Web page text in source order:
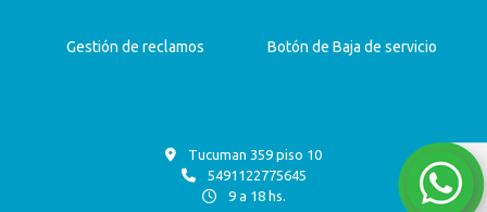
Gestión de reclamos Botón de Baja de servicio
Tucuman 359 piso 10
5491122775645
9 a 18 hs.